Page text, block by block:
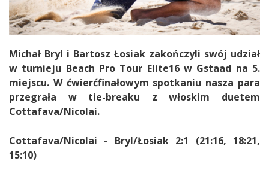
Michał Bryl i Bartosz Łosiak zakończyli swój udział
w turnieju Beach Pro Tour Elite16 w Gstaad na 5.
miejscu. W ćwierćfinałowym spotkaniu nasza para
przegrała w tie-breaku z włoskim duetem
Cottafava/Nicolai.
Cottafava/Nicolai - Bryl/Łosiak 2:1 (21:16, 18:21,
15:10)